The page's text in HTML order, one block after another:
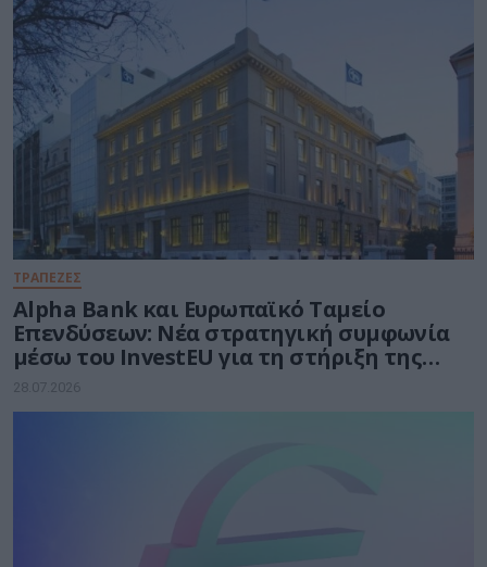
ΤΡΑΠΕΖΕΣ
Alpha Bank και Ευρωπαϊκό Ταμείο
Επενδύσεων: Νέα στρατηγική συμφωνία
μέσω του InvestEU για τη στήριξη της
ελληνικής επιχειρηματικότητας
28.07.2026